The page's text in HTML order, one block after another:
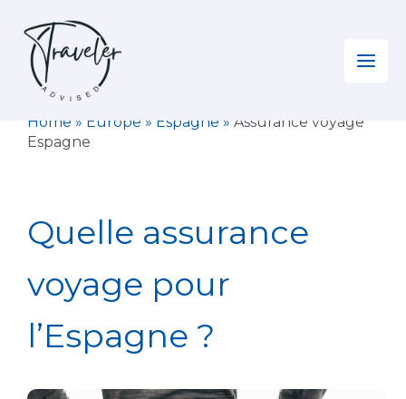
contenu
Home » Europe » Espagne » Assurance voyage
Espagne
Quelle assurance
voyage pour
l’Espagne ?